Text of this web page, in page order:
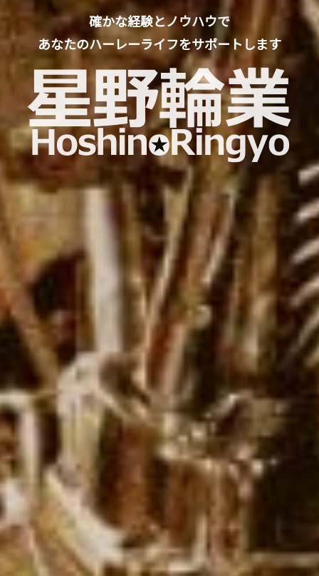
確かな経験とノウハウで
あなたのハーレーライフをサポートします